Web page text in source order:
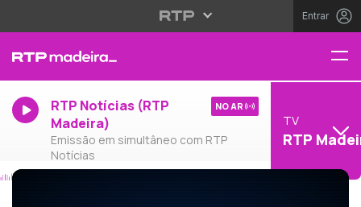
Entrar
RTP Notícias (RTP
Madeira)
Emissão em simultâneo com RTP
Notícias
NO AR
TV
RTP